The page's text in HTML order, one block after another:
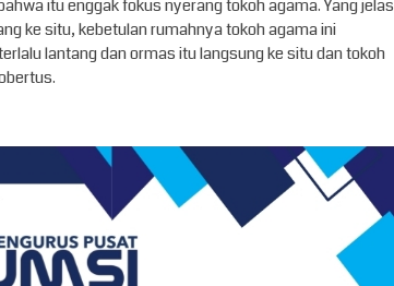
itu enggak fokus nyerang tokoh agama. Yang jelas
ke situ, kebetulan rumahnya tokoh agama ini
lantang dan ormas itu langsung ke situ dan tokoh